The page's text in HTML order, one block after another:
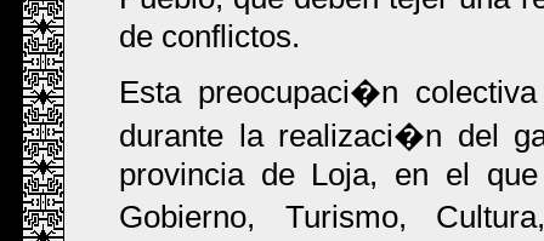
de conflictos.
Esta preocupaci�n
durante la realizaci�n del
provincia de Loja, en el
Gobierno, Turismo,